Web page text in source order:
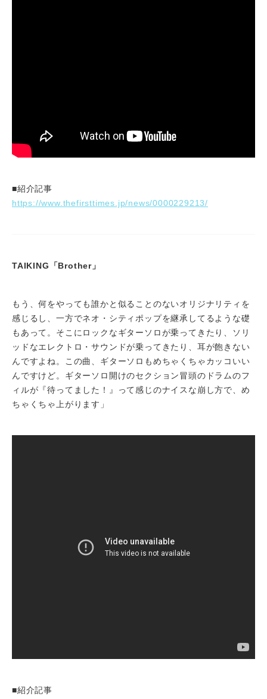
■紹介記事
https://www.thefirsttimes.jp/news/0000229213/
TAIKING「Brother」
もう、何をやっても誰かと似ることのないオリジナリティを
感じるし、一方でネオ・シティポップを継承してるような礎
もあって。そこにロックなギターソロが乗ってきたり、ソリ
ッドなエレクトロ・サウンドが乗ってきたり、耳が飽きない
んですよね。この曲、ギターソロもめちゃくちゃカッコいい
んですけど。ギターソロ開けのセクション冒頭のドラムのフ
ィルが『待ってました！』って感じのナイスな崩し方で、め
ちゃくちゃ上がります」
■紹介記事